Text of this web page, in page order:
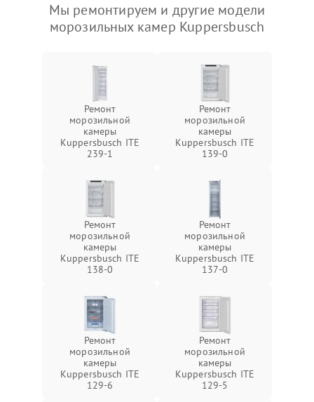
Мы ремонтируем и другие модели
морозильных камер Kuppersbusch
Ремонт
морозильной
камеры
Kuppersbusch ITE
239-1
Ремонт
морозильной
камеры
Kuppersbusch ITE
139-0
Ремонт
морозильной
камеры
Kuppersbusch ITE
138-0
Ремонт
морозильной
камеры
Kuppersbusch ITE
137-0
Ремонт
морозильной
камеры
Kuppersbusch ITE
129-6
Ремонт
морозильной
камеры
Kuppersbusch ITE
129-5